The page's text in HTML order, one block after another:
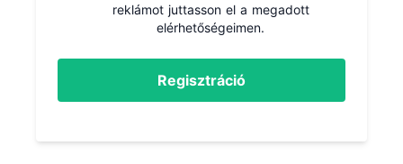
reklámot juttasson el a megadott
elérhetőségeimen.
Regisztráció